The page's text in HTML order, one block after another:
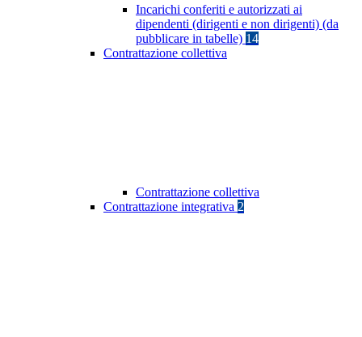
Incarichi conferiti e autorizzati ai
dipendenti (dirigenti e non dirigenti) (da
pubblicare in tabelle) 14
Contrattazione collettiva
Contrattazione collettiva
Contrattazione integrativa 2